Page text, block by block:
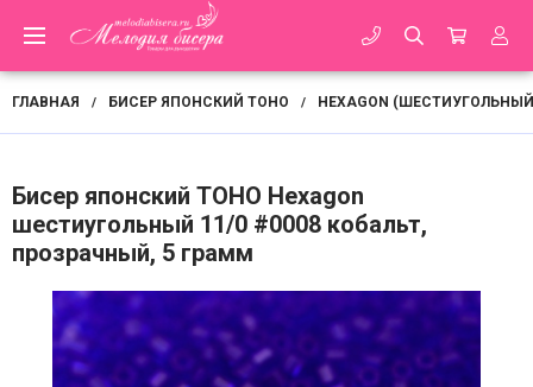
ГЛАВНАЯ / БИСЕР ЯПОНСКИЙ TOHO / HEXAGON
Бисер японский TOHO Hexagon
шестиугольный 11/0 #0008 кобальт,
прозрачный, 5 грамм